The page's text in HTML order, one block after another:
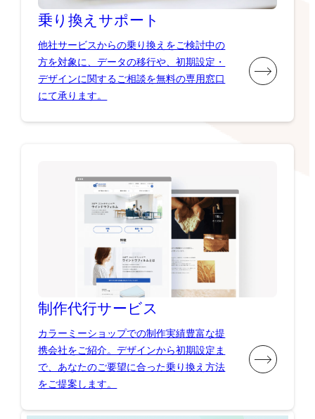
乗り換え サポート
他社サービスからの乗り換えをご検討中の
方を対象に、データの移行や、初期設定・
デザインに関するご相談を無料の専用窓口
にて承ります。
制作代行サービス
カラーミーショップでの制作実績豊富な提
携会社をご紹介。デザインから初期設定ま
で、あなたのご要望に合った乗り換え方法
をご提案します。